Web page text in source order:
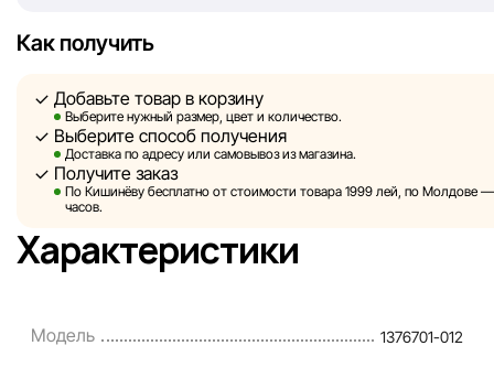
сторонних ресурсах, ссылки на которые могут быть
Sportlandia оставляет за собой право в одностороннем
без предварительного уведомления вносить изменения в
характеристики и потребительские свойства товаров.
Изображения, представленные на сайте, являются
Общая информация о товарах предоставляется в
целях.
Цены на товары, а также условия предоставления скидок,
Как получить
Добавьте товар в корзину
Выберите нужный размер, цвет и количество.
Выберите способ получения
Доставка по адресу или самовывоз из магазина.
Получите заказ
По Кишинёву бесплатно от стоимости товара 1999 лей, по Молдове —
часов.
Характеристики
Модель 1376701-012